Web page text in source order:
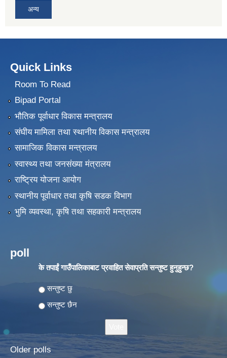
अन्य
Quick Links
Room To Read
Bipad Portal
भौतिक पूर्वाधार विकास मन्त्रालय
संघीय मामिला तथा स्थानीय विकास मन्त्रालय
सामाजिक विकास मन्त्रालय
स्वास्थ्य तथा जनसंख्या मंत्रालय
राष्ट्रिय योजना आयोग
स्थानीय पूर्वाधार तथा कृषि सडक विभाग
भुमि व्यवस्था, कृषि तथा सहकारी मन्त्रालय
poll
के तपाईं गाउँपालिकाबाट प्रवाहित सेवाप्रति सन्तुष्ट हुनुहुन्छ?
Choices
सन्तुष्ट छु
सन्तुष्ट छैन
Older polls